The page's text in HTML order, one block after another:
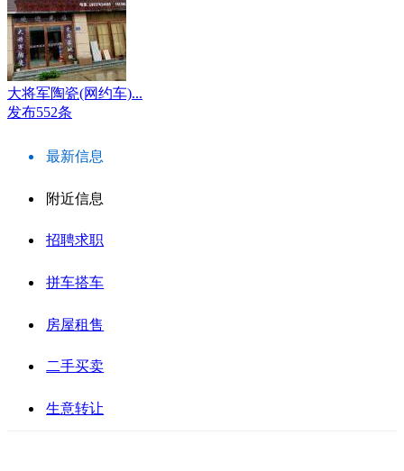
大将军陶瓷(网约车)...
发布552条
最新信息
附近信息
招聘求职
拼车搭车
房屋租售
二手买卖
生意转让